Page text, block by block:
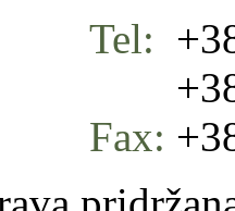
Tel:
+387
Fax: